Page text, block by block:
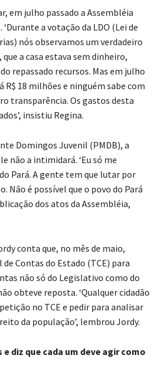
em julho passado a Assembléia
a votação da LDO (Lei de
nós observamos um verdadeiro
a casa estava sem dinheiro,
repassado recursos. Mas em julho
R$ 18 milhões e ninguém sabe com
transparência. Os gastos desta
insistiu Regina.
Domingos Juvenil (PMDB), a
não a intimidará. ‘Eu só me
Pará. A gente tem que lutar por
Não é possível que o povo do Pará
dos atos da Assembléia,
conta que, no mês de maio,
Contas do Estado (TCE) para
não só do Legislativo como do
obteve reposta. ‘Qualquer cidadão
no TCE e pedir para analisar
da população’, lembrou Jordy.
diz que cada um deve agir como